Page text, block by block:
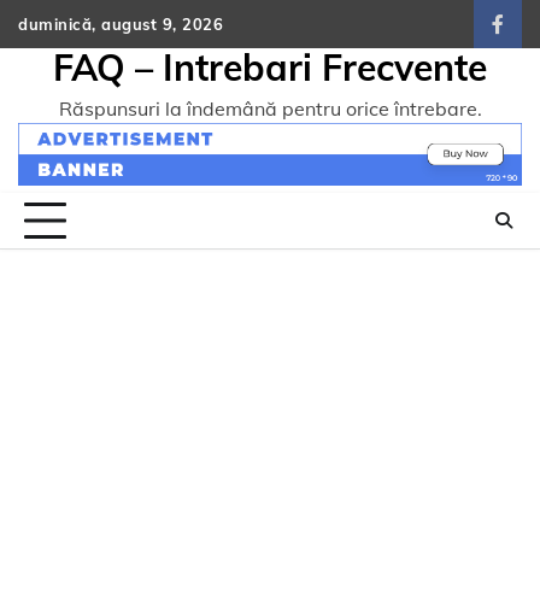
Skip
to
content
duminică, august 9, 2026
FAQ – Intrebari Frecvente
Răspunsuri la îndemână pentru orice întrebare.